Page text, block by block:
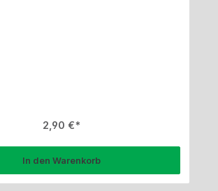
Regulärer Preis:
2,90 €
In den Warenkorb